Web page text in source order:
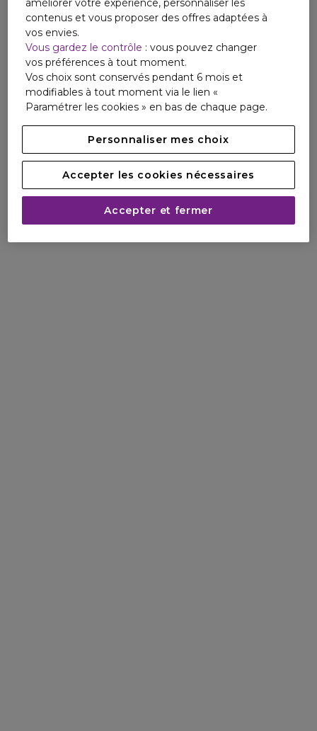
contenus et vous proposer des offres adaptées à
vos envies.
Vous gardez le contrôle : vous pouvez changer
vos préférences à tout moment.
Vos choix sont conservés pendant 6 mois et
modifiables à tout moment via le lien «
Paramétrer les cookies » en bas de chaque page.
Personnaliser mes choix
Accepter les cookies nécessaires
Accepter et fermer